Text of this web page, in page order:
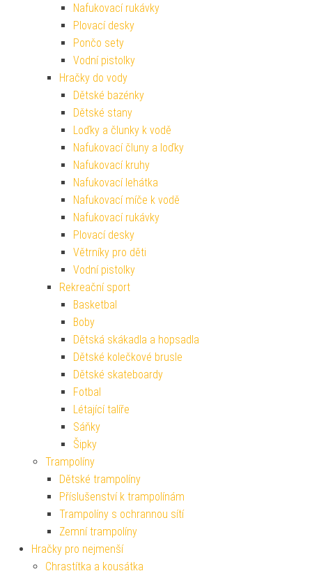
Nafukovací rukávky
Plovací desky
Pončo sety
Vodní pistolky
Hračky do vody
Dětské bazénky
Dětské stany
Loďky a člunky k vodě
Nafukovací čluny a loďky
Nafukovací kruhy
Nafukovací lehátka
Nafukovací míče k vodě
Nafukovací rukávky
Plovací desky
Větrníky pro děti
Vodní pistolky
Rekreační sport
Basketbal
Boby
Dětská skákadla a hopsadla
Dětské kolečkové brusle
Dětské skateboardy
Fotbal
Létající talíře
Sáňky
Šipky
Trampolíny
Dětské trampolíny
Příslušenství k trampolínám
Trampolíny s ochrannou sítí
Zemní trampolíny
Hračky pro nejmenší
Chrastítka a kousátka